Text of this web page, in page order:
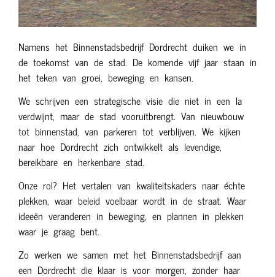
Namens het Binnenstadsbedrijf Dordrecht duiken we in
de toekomst van de stad. De komende vijf jaar staan in
het teken van groei, beweging en kansen.
We schrijven een strategische visie die niet in een la
verdwijnt, maar de stad vooruitbrengt. Van nieuwbouw
tot binnenstad, van parkeren tot verblijven. We kijken
naar hoe Dordrecht zich ontwikkelt als levendige,
bereikbare en herkenbare stad.
Onze rol? Het vertalen van kwaliteitskaders naar échte
plekken, waar beleid voelbaar wordt in de straat. Waar
ideeën veranderen in beweging, en plannen in plekken
waar je graag bent.
Zo werken we samen met het Binnenstadsbedrijf aan
een Dordrecht die klaar is voor morgen, zonder haar